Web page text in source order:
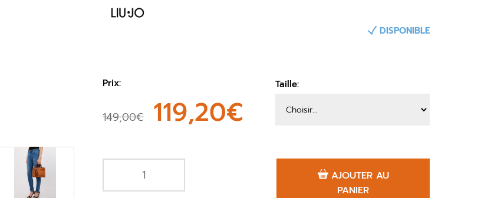
DISPONIBLE
Prix:
149,00€ 119,20€
Taille:
AJOUTER AU
PANIER